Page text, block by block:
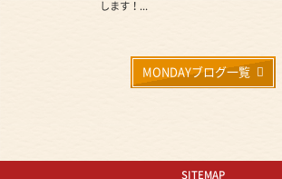
します！...
MONDAYブログ一覧
SITEMAP